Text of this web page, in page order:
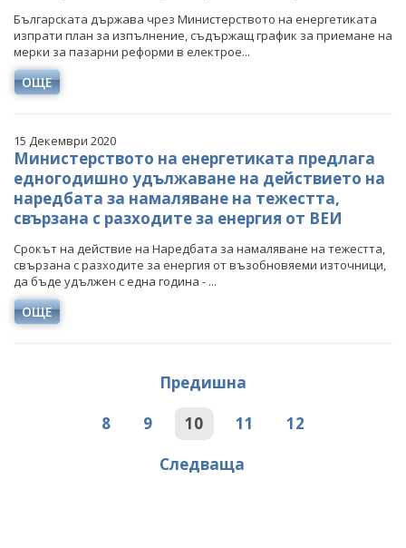
Българската държава чрез Министерството на енергетиката
изпрати план за изпълнение, съдържащ график за приемане на
мерки за пазарни реформи в електрое...
ОЩЕ
15 Декември 2020
Министерството на енергетиката предлага
едногодишно удължаване на действието на
наредбата за намаляване на тежестта,
свързана с разходите за енергия от ВЕИ
Срокът на действие на Наредбата за намаляване на тежестта,
свързана с разходите за енергия от възобновяеми източници,
да бъде удължен с една година - ...
ОЩЕ
Предишна
8
9 10 11
12
Следваща